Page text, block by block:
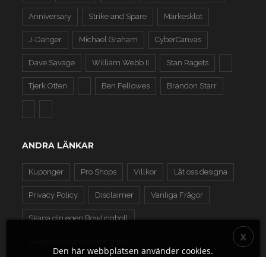
Anniversary Strike and Spare Märkesklot
J-Danger Michael Graham CyberCanvas
Dave Savage William Webb II Stan Ragets
Tjerk Otten Ben Fellowes Brandon Starr
ANDRA LÄNKAR
Kuponger Pro Shops Villkor Låt oss designa
Privacy Policy Disclaimer Vanliga Frågor
Skapa din egen Bowlingboll
Den här webbplatsen använder cookies.